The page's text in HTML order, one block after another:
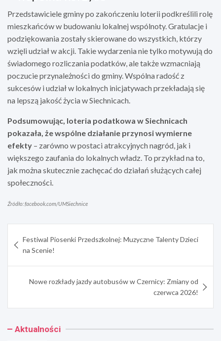
Przedstawiciele gminy po zakończeniu loterii podkreślili rolę
mieszkańców w budowaniu lokalnej wspólnoty. Gratulacje i
podziękowania zostały skierowane do wszystkich, którzy
wzięli udział w akcji. Takie wydarzenia nie tylko motywują do
świadomego rozliczania podatków, ale także wzmacniają
poczucie przynależności do gminy. Wspólna radość z
sukcesów i udział w lokalnych inicjatywach przekładają się
na lepszą jakość życia w Siechnicach.
Podsumowując, loteria podatkowa w Siechnicach
pokazała, że wspólne działanie przynosi wymierne
efekty – zarówno w postaci atrakcyjnych nagród, jak i
większego zaufania do lokalnych władz. To przykład na to,
jak można skutecznie zachęcać do działań służących całej
społeczności.
Źródło: facebook.com/UMSiechnice
wpisu
Festiwal Piosenki Przedszkolnej: Muzyczne Talenty Dzieci
na Scenie!
Nowe rozkłady jazdy autobusów w Czernicy: Zmiany od
czerwca 2026!
Aktualności